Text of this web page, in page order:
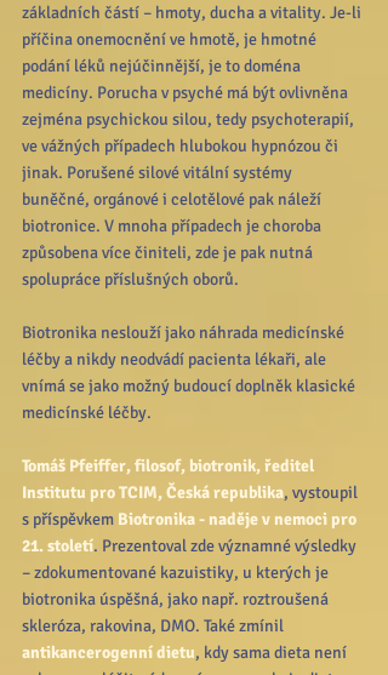
základních částí – hmoty, ducha a vitality. Je-li
příčina onemocnění ve hmotě, je hmotné
podání léků nejúčinnější, je to doména
medicíny. Porucha v psyché má být ovlivněna
zejména psychickou silou, tedy psychoterapií,
ve vážných případech hlubokou hypnózou či
jinak. Porušené silové vitální systémy
buněčné, orgánové i celotělové pak náleží
biotronice. V mnoha případech je choroba
způsobena více činiteli, zde je pak nutná
spolupráce příslušných oborů.
Biotronika neslouží jako náhrada medicínské
léčby a nikdy neodvádí pacienta lékaři, ale
vnímá se jako možný budoucí doplněk klasické
medicínské léčby.
Tomáš Pfeiffer, filosof, biotronik, ředitel
Institutu pro TCIM, Česká republika, vystoupil
s příspěvkem Biotronika - naděje v nemoci pro
21. století. Prezentoval zde významné výsledky
– zdokumentované kazuistiky, u kterých je
biotronika úspěšná, jako např. roztroušená
skleróza, rakovina, DMO. Také zmínil
antikancerogenní dietu, kdy sama dieta není